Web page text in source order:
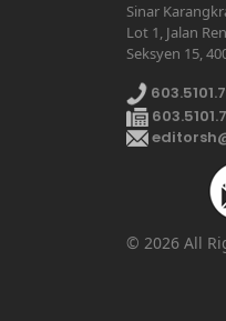
Sinar
Lot 1, Jalan
Seksyen 15,
© 2026 All